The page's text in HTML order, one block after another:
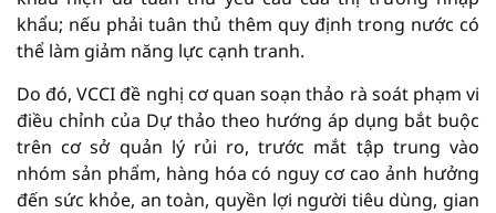
khẩu; nếu phải tuân thủ thêm quy định trong nước có
thể làm giảm năng lực cạnh tranh.
Do đó, VCCI đề nghị cơ quan soạn thảo rà soát phạm vi
điều chỉnh của Dự thảo theo hướng áp dụng bắt buộc
trên cơ sở quản lý rủi ro, trước mắt tập trung vào
nhóm sản phẩm, hàng hóa có nguy cơ cao ảnh hưởng
đến sức khỏe, an toàn, quyền lợi người tiêu dùng, gian